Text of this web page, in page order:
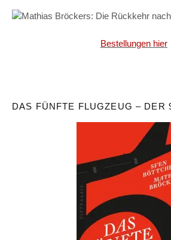
Bestellungen hier
DAS FÜNFTE FLUGZEUG – DER